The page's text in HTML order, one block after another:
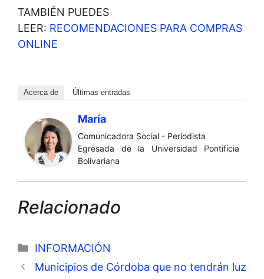
TAMBIÉN PUEDES
LEER: RECOMENDACIONES PARA COMPRAS
ONLINE
Acerca de Últimas entradas
María
Comunicadora Social - Periodista
Egresada de la Universidad Pontificia
Bolivariana
Relacionado
Categorías
INFORMACIÓN
Municipios de Córdoba que no tendrán luz